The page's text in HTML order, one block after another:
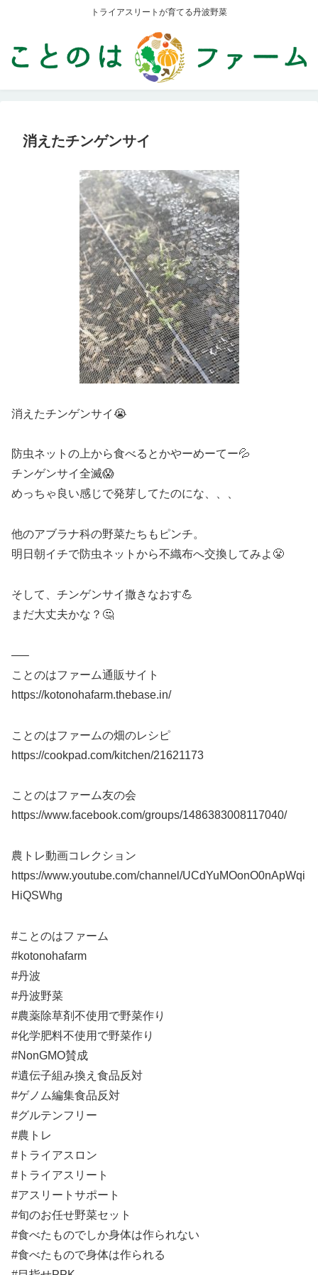
トライアスリートが育てる丹波野菜
消えたチンゲンサイ
消えたチンゲンサイ😭
防虫ネットの上から食べるとかやーめーてー💦
チンゲンサイ全滅😱
めっちゃ良い感じで発芽してたのにな、、、
他のアブラナ科の野菜たちもピンチ。
明日朝イチで防虫ネットから不織布へ交換してみよ😤
そして、チンゲンサイ撒きなおす💪
まだ大丈夫かな？🤔
—–
ことのはファーム通販サイト
https://kotonohafarm.thebase.in/
ことのはファームの畑のレシピ
https://cookpad.com/kitchen/21621173
ことのはファーム友の会
https://www.facebook.com/groups/1486383008117040/
農トレ動画コレクション
https://www.youtube.com/channel/UCdYuMOonO0nApWqi
HiQSWhg
#ことのはファーム
#kotonohafarm
#丹波
#丹波野菜
#農薬除草剤不使用で野菜作り
#化学肥料不使用で野菜作り
#NonGMO賛成
#遺伝子組み換え食品反対
#ゲノム編集食品反対
#グルテンフリー
#農トレ
#トライアスロン
#トライアスリート
#アスリートサポート
#旬のお任せ野菜セット
#食べたものでしか身体は作られない
#食べたもので身体は作られる